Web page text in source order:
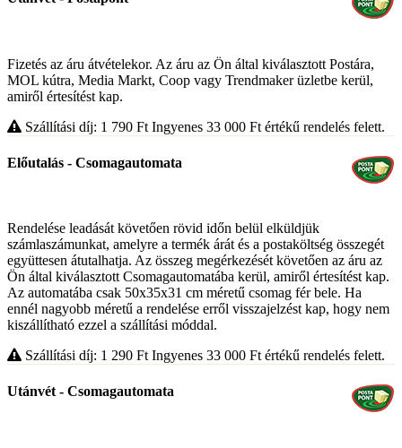
Fizetés az áru átvételekor. Az áru az Ön által kiválasztott Postára,
MOL kútra, Media Markt, Coop vagy Trendmaker üzletbe kerül,
amiről értesítést kap.
Szállítási díj: 1 790 Ft Ingyenes 33 000 Ft értékű rendelés felett.
Előutalás - Csomagautomata
Rendelése leadását követően rövid időn belül elküldjük
számlaszámunkat, amelyre a termék árát és a postaköltség összegét
együttesen átutalhatja. Az összeg megérkezését követően az áru az
Ön által kiválasztott Csomagautomatába kerül, amiről értesítést kap.
Az automatába csak 50x35x31 cm méretű csomag fér bele. Ha
ennél nagyobb méretű a rendelése erről visszajelzést kap, hogy nem
kiszállítható ezzel a szállítási móddal.
Szállítási díj: 1 290 Ft Ingyenes 33 000 Ft értékű rendelés felett.
Utánvét - Csomagautomata